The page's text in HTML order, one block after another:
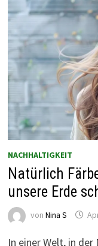
NACHHALTIGKEIT
Natürlich
unsere Erde
von Nina S
In einer Welt, in